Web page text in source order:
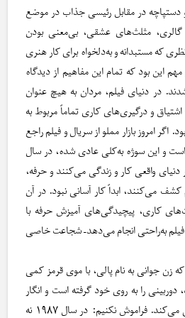
در مقابل رئیسی جذاب در موضع
مثلث‌های عشقی، بی‌معنی بودن
که مستبدانه و به‌دلخواه برای کار هنری
این بود که تمام این مفاهیم از دیدگاه
در دنیای فیلم، مردان به هیچ عنوان
و درگیری‌های کاری تماماً مربوط به
اگر امروز بازار مملو از سریال و فیلم راجع
و این سوژه به‌کلی عادی شده، در سال
در دنیای واقعی کار و زندگی می‌کنند و حرفه،
کشف می‌کنند، ابداً کار آسانی نبود. در آن
کاری، پیچیدگی‌های آمیزش حرفه با
عشق و میل در زنان –کاری که فیلم به‌‎راحتی انجام می‌دهد– شجاعت خاصی
زن جوانی به نام پالی، با موی قرمز کمی
را به روی خود گرفته است و انگار
دارد شروع به اعتراف ماجرایی می‌کند. فراموش نکنیم: در سال ۱۹۸۷ نه